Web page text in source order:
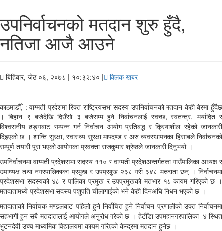
उपनिर्वाचनको मतदान शुरु हुँदै,
नतिजा आजै आउने
बिहिबार, जेठ ०६, २०७८ | १०:३२:४० | क्लिक खबर
काठमाडौँ, : वाग्मती प्रदेशमा रिक्त राष्ट्रियसभा सदस्य उपनिर्वाचनको मतदान केही बेरमा हुँदैछ
। बिहान ९ बजेदेखि दिउँसो ३ बजेसम्म हुने निर्वाचनलाई स्वच्छ, स्वतन्त्र, मर्यादित र
विश्वसनीय ढङ्गबाट सम्पन्न गर्न निर्वाचन आयोग प्रतिबद्ध र क्रियाशील रहेको जानकारी
दिइएको छ । शान्ति सुरक्षा, स्वास्थ्य सुरक्षा मापदण्ड र अरु व्यवस्थापनका हिसाबले निर्वाचनको
सम्पूर्ण तयारी पूरा भएको आयोगका प्रवक्ता राजकुमार श्रेष्ठले जानकारी दिनुभयो ।
उपनिर्वाचनमा वाग्मती प्रदेशसभा सदस्य ११० र वाग्मती प्रदेशअन्तर्गतका गाउँपालिका अध्यक्ष र
उपाध्यक्ष तथा नगरपालिकाका प्रमुख र उपप्रमुख २३८ गरी ३४८ मतदाता छन् । निर्वाचनमा
प्रदेशसभा सदस्यको ४८ र पालिका प्रमुख र उपप्रमुखको मतभार १८ कायम गरिएको छ ।
मतदातामध्ये प्रदेशसभा सदस्य पशुपति चौलागाईंको भने केही दिनअघि निधन भएको छ ।
मतदाताको निर्वाचक मण्डलबाट पहिलो हुने निर्वाचित हुने निर्वाचन प्रणालीको उक्त निर्वाचनमा
सहभागी हुन सबै मतदातालाई आयोगले अनुरोध गरेको छ । हेटौँडा उपमहानगरपालिका–४ स्थित
भुटनदेवी उच्च माध्यमिक विद्यालयमा कायम गरिएको केन्द्रमा मतदान हुनेछ ।